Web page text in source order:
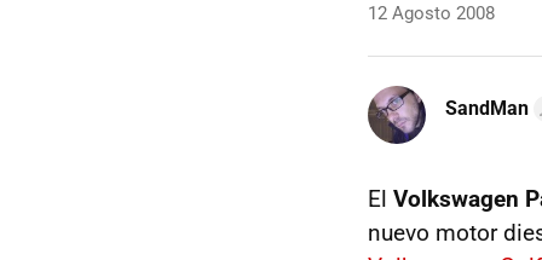
12 Agosto 2008
SandMan
El Volkswagen
nuevo motor